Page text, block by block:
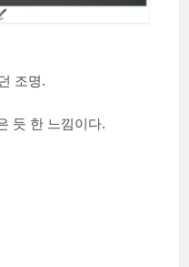
조명.
듯 한 느낌이다.